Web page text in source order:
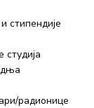
стипендије
радионице